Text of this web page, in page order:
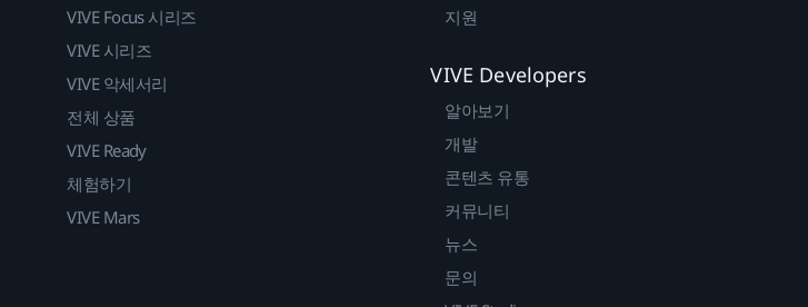
VIVE Focus 시리즈
VIVE 시리즈
VIVE 악세서리
전체 상품
VIVE Ready
체험하기
VIVE Mars
지원
VIVE Developers
알아보기
개발
콘텐츠 유통
커뮤니티
뉴스
문의